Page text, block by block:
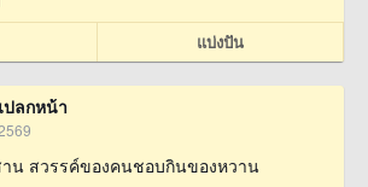
แบ่งปัน
ลกหน้า
น สวรรค์ของคนชอบกินของหวาน